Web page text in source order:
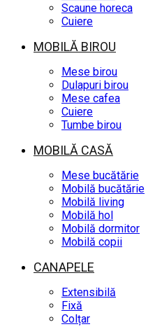
Scaune horeca
Cuiere
MOBILĂ BIROU
Mese birou
Dulapuri birou
Mese cafea
Cuiere
Tumbe birou
MOBILĂ CASĂ
Mese bucătărie
Mobilă bucătărie
Mobilă living
Mobilă hol
Mobilă dormitor
Mobilă copii
CANAPELE
Extensibilă
Fixă
Colțar